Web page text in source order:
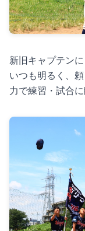
新旧キャプテン
いつも明るく、
力で練習・試合に